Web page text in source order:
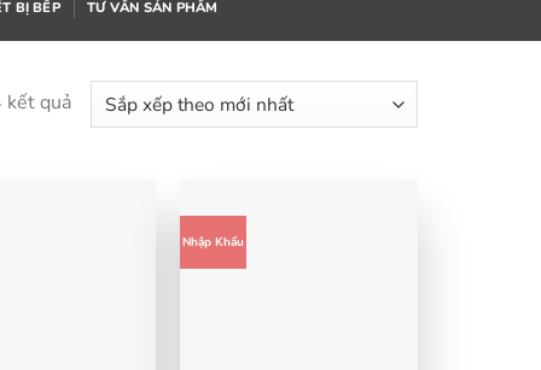
BỊ BẾP TƯ VẤN SẢN PHẨM
kết quảĐã
sắp
Nhập Khẩu